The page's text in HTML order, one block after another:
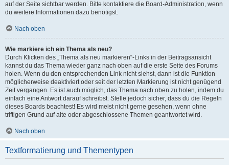
auf der Seite sichtbar werden. Bitte kontaktiere die Board-Administration, wenn
du weitere Informationen dazu benötigst.
Nach oben
Wie markiere ich ein Thema als neu?
Durch Klicken des „Thema als neu markieren“-Links in der Beitragsansicht
kannst du das Thema wieder ganz nach oben auf die erste Seite des Forums
holen. Wenn du den entsprechenden Link nicht siehst, dann ist die Funktion
möglicherweise deaktiviert oder seit der letzten Markierung ist nicht genügend
Zeit vergangen. Es ist auch möglich, das Thema nach oben zu holen, indem du
einfach eine Antwort darauf schreibst. Stelle jedoch sicher, dass du die Regeln
dieses Boards beachtest! Es wird meist nicht gerne gesehen, wenn ohne
triftigen Grund auf alte oder abgeschlossene Themen geantwortet wird.
Nach oben
Textformatierung und Thementypen